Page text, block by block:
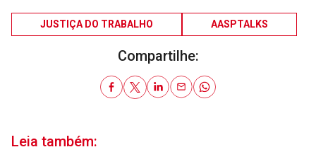
JUSTIÇA DO TRABALHO AASPTALKS
Compartilhe:
Leia também: